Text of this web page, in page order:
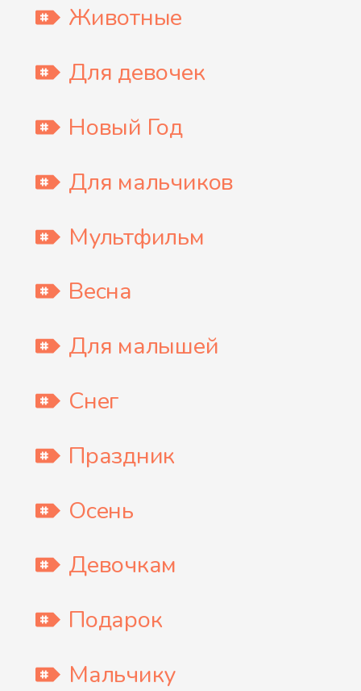
Животные
Для девочек
Новый Год
Для мальчиков
Мультфильм
Весна
Для малышей
Снег
Праздник
Осень
Девочкам
Подарок
Мальчику